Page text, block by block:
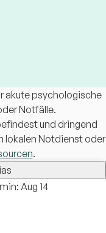
akute psychologische
Notfälle.
und dringend
lokalen Notdienst oder
.
Aug 14